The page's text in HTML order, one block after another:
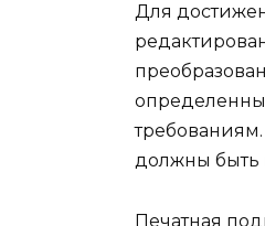
Для
должны быть
Печатная